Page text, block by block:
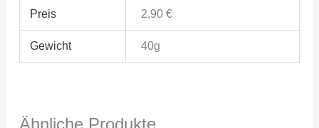
Preis 2,90 €
Gewicht 40g
Ähnliche Produkte